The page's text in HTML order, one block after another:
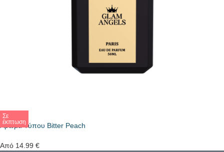
Σε
έκπτωση
Άρωμα Τύπου Bitter Peach
Από 14.99 €